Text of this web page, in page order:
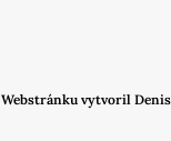
Webstránku vytvoril